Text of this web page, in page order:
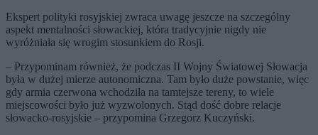
Ekspert polityki rosyjskiej zwraca uwagę jeszcze na szczególny
aspekt mentalności słowackiej, która tradycyjnie nigdy nie
wyróżniała się wrogim stosunkiem do Rosji.
– Przypominam również, że podczas II Wojny Światowej Słowacja
była w dużej mierze autonomiczna. Tam było duże powstanie, więc
gdy armia czerwona wchodziła na tamtejsze tereny, to wiele
miejscowości było już wyzwolonych. Stąd dość dobre relacje
słowacko-rosyjskie – przypomina Grzegorz Kuczyński.